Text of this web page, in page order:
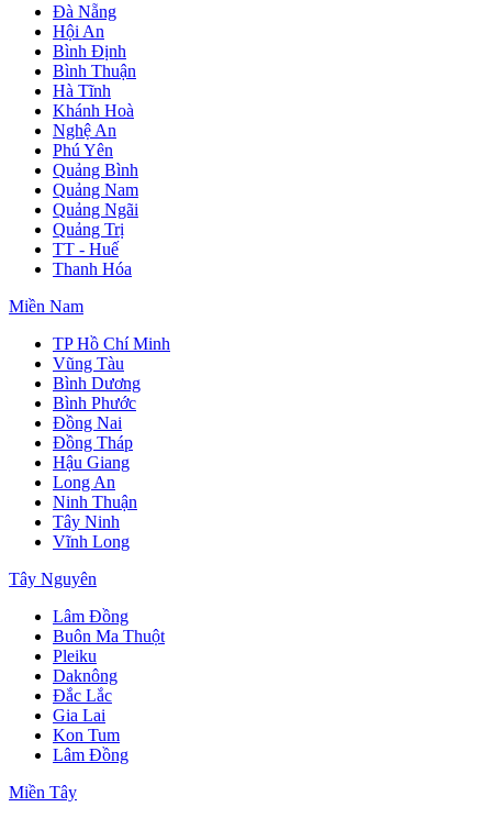
Đà Nẵng
Hội An
Bình Định
Bình Thuận
Hà Tĩnh
Khánh Hoà
Nghệ An
Phú Yên
Quảng Bình
Quảng Nam
Quảng Ngãi
Quảng Trị
TT - Huế
Thanh Hóa
Miền Nam
TP Hồ Chí Minh
Vũng Tàu
Bình Dương
Bình Phước
Đồng Nai
Đồng Tháp
Hậu Giang
Long An
Ninh Thuận
Tây Ninh
Vĩnh Long
Tây Nguyên
Lâm Đồng
Buôn Ma Thuột
Pleiku
Daknông
Đắc Lắc
Gia Lai
Kon Tum
Lâm Đồng
Miền Tây